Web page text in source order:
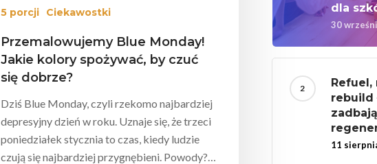
5 porcji Ciekawostki
Przemalowujemy Blue Monday!
Jakie kolory spożywać, by czuć
się dobrze?
Dziś Blue Monday, czyli rzekomo najbardziej
depresyjny dzień w roku. Uznaje się, że trzeci
poniedziałek stycznia to czas, kiedy ludzie
czują się najbardziej przygnębieni. Powody?…
dla
30
Refuel,
rebuild
11